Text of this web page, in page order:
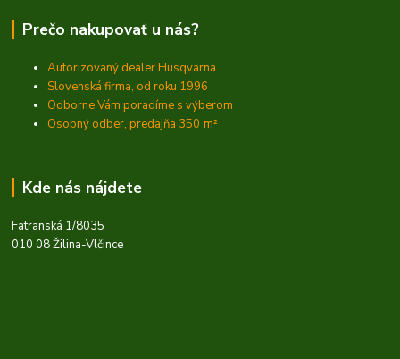
Prečo nakupovať u nás?
Autorizovaný dealer Husqvarna
Slovenská firma, od roku 1996
Odborne Vám poradíme s výberom
Osobný odber, predajňa 350 m²
Kde nás nájdete
Fatranská 1/8035
010 08 Žilina-Vlčince